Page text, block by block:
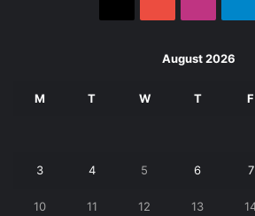
August 2026
M T W T F
3 4 5 6 7
10 11 12 13